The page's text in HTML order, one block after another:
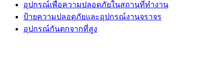
อุปกรณ์เพื่อความปลอดภัยในสถานที่ทำงาน
ป้ายความปลอดภัยและอุปกรณ์งานจราจร
อุปกรณ์กันตกจากที่สูง